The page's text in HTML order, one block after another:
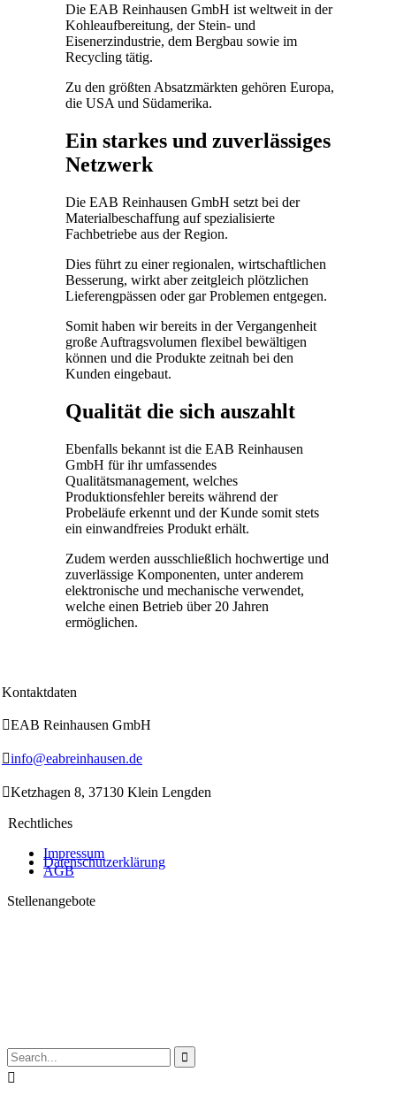
Die EAB Reinhausen GmbH ist weltweit in der
Kohleaufbereitung, der Stein- und
Eisenerzindustrie, dem Bergbau sowie im
Recycling tätig.
Zu den größten Absatzmärkten gehören Europa,
die USA und Südamerika.
Ein starkes und zuverlässiges
Netzwerk
Die EAB Reinhausen GmbH setzt bei der
Materialbeschaffung auf spezialisierte
Fachbetriebe aus der Region.
Dies führt zu einer regionalen, wirtschaftlichen
Besserung, wirkt aber zeitgleich plötzlichen
Lieferengpässen oder gar Problemen entgegen.
Somit haben wir bereits in der Vergangenheit
große Auftragsvolumen flexibel bewältigen
können und die Produkte zeitnah bei den
Kunden eingebaut.
Qualität die sich auszahlt
Ebenfalls bekannt ist die EAB Reinhausen
GmbH für ihr umfassendes
Qualitätsmanagement, welches
Produktionsfehler bereits während der
Probeläufe erkennt und der Kunde somit stets
ein einwandfreies Produkt erhält.
Zudem werden ausschließlich hochwertige und
zuverlässige Komponenten, unter anderem
elektronische und mechanische verwendet,
welche einen Betrieb über 20 Jahren
ermöglichen.
Kontaktdaten
EAB Reinhausen GmbH
info@eabreinhausen.de
Ketzhagen 8, 37130 Klein Lengden
Rechtliches
Impressum
Datenschutzerklärung
AGB
Stellenangebote

